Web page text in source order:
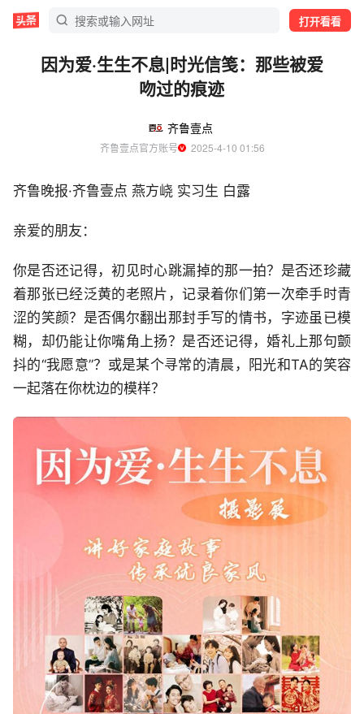
打开看看
因为爱·生生不息|时光信笺：那些被爱
吻过的痕迹
齐鲁壹点
齐鲁壹点官方账号
  2025-4-10 01:56
齐鲁晚报·齐鲁壹点 燕方峣 实习生 白露
亲爱的朋友：
你是否还记得，初见时心跳漏掉的那一拍？是否还珍藏
着那张已经泛黄的老照片，记录着你们第一次牵手时青
涩的笑颜？是否偶尔翻出那封手写的情书，字迹虽已模
糊，却仍能让你嘴角上扬？是否还记得，婚礼上那句颤
抖的“我愿意”？或是某个寻常的清晨，阳光和TA的笑容
一起落在你枕边的模样？